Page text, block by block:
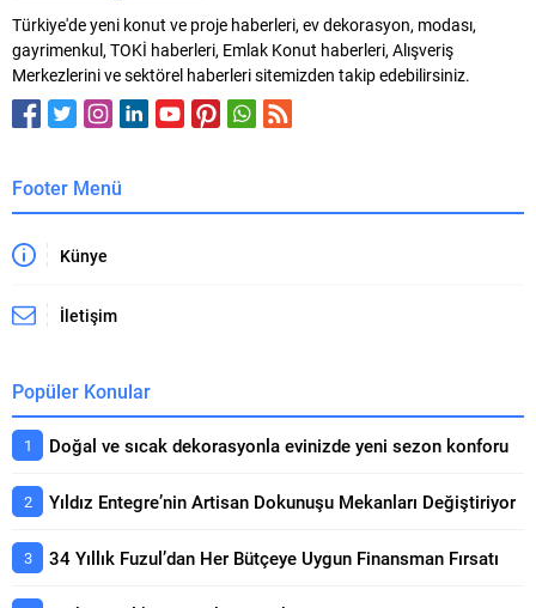
Türkiye'de yeni konut ve proje haberleri, ev dekorasyon, modası,
gayrimenkul, TOKİ haberleri, Emlak Konut haberleri, Alışveriş
Merkezlerini ve sektörel haberleri sitemizden takip edebilirsiniz.
Footer Menü
Künye
İletişim
Popüler Konular
Doğal ve sıcak dekorasyonla evinizde yeni sezon konforu
Yıldız Entegre’nin Artisan Dokunuşu Mekanları Değiştiriyor
34 Yıllık Fuzul’dan Her Bütçeye Uygun Finansman Fırsatı